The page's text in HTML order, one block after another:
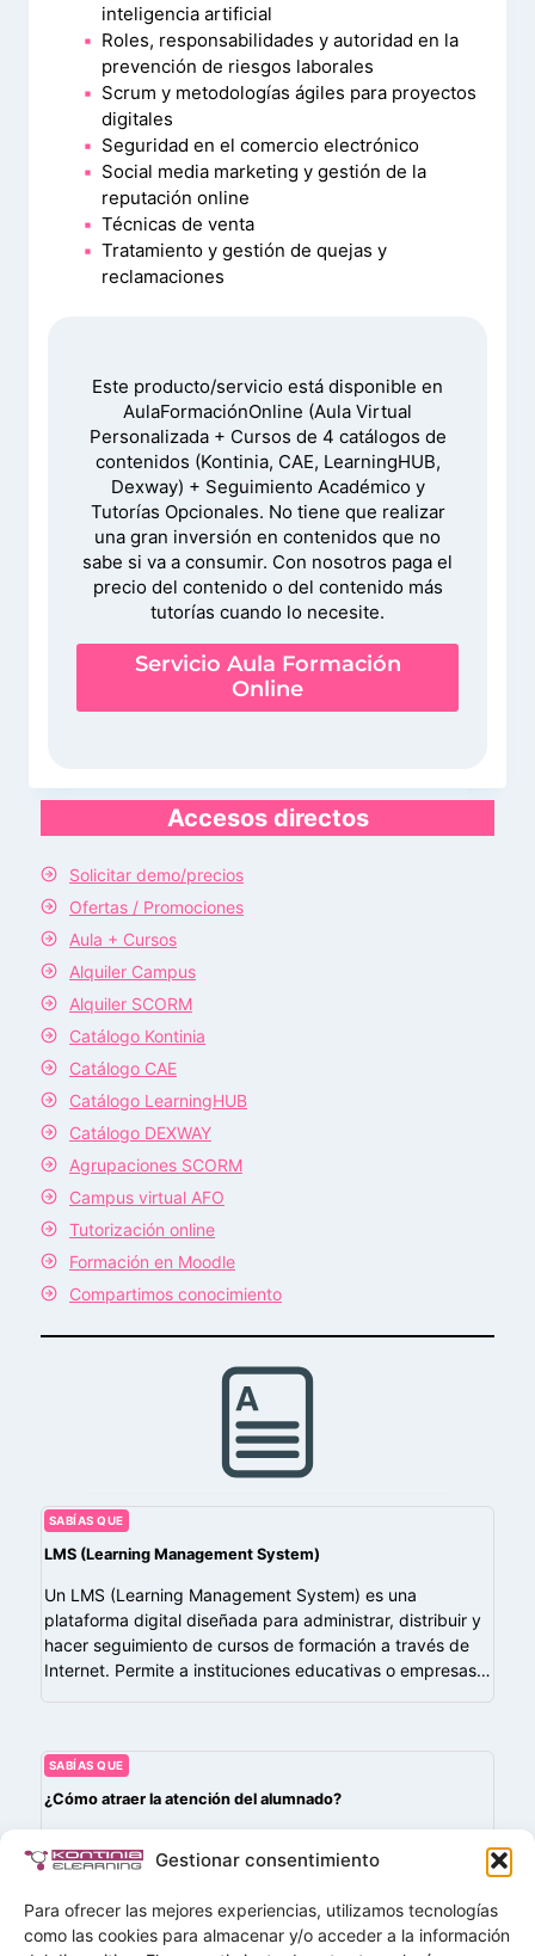
Gestionar consentimiento
Para ofrecer las mejores experiencias, utilizamos tecnologías
como las cookies para almacenar y/o acceder a la información
inteligencia artificial
Roles, responsabilidades y autoridad en la
prevención de riesgos laborales
Scrum y metodologías ágiles para proyectos
digitales
Seguridad en el comercio electrónico
Social media marketing y gestión de la
reputación online
Técnicas de venta
Tratamiento y gestión de quejas y
reclamaciones
Este producto/servicio está disponible en
AulaFormaciónOnline (Aula Virtual
Personalizada + Cursos de 4 catálogos de
contenidos (Kontinia, CAE, LearningHUB,
Dexway) + Seguimiento Académico y
Tutorías Opcionales. No tiene que realizar
una gran inversión en contenidos que no
sabe si va a consumir. Con nosotros paga el
precio del contenido o del contenido más
tutorías cuando lo necesite.
Servicio Aula Formación
Online
Accesos directos
Solicitar demo/precios
Ofertas / Promociones
Aula + Cursos
Alquiler Campus
Alquiler SCORM
Catálogo Kontinia
Catálogo CAE
Catálogo LearningHUB
Catálogo DEXWAY
Agrupaciones SCORM
Campus virtual AFO
Tutorización online
Formación en Moodle
Compartimos conocimiento
SABÍAS QUE
LMS (Learning Management System)
Un LMS (Learning Management System) es una
plataforma digital diseñada para administrar, distribuir y
hacer seguimiento de cursos de formación a través de
Internet. Permite a instituciones educativas o empresas…
SABÍAS QUE
¿Cómo atraer la atención del alumnado?
seguir a la hora de captar la atención de sus alumnos y